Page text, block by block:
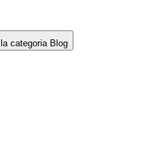
categoria Blog